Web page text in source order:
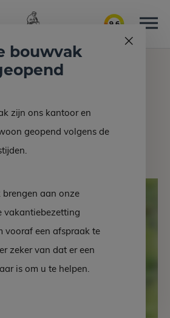
9.6
Grafsteen EM 113-10
113-10
bouwvak
zijn ons kantoor en
geopend volgens de
aan onze
vakantiebezetting
vooraf een afspraak te
zeker van dat er een
is om u te helpen.